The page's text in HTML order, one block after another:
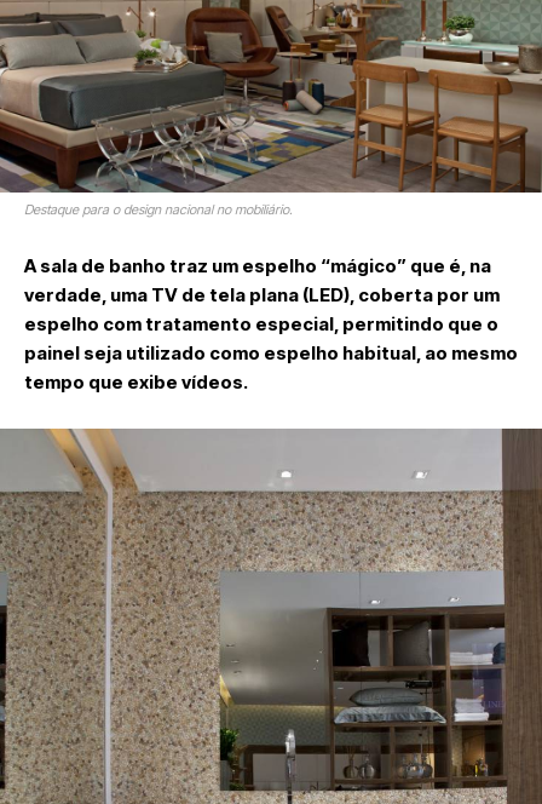
Destaque para o design nacional no mobiliário.
A sala de banho traz um espelho “mágico” que é, na
verdade, uma TV de tela plana (LED), coberta por um
espelho com tratamento especial, permitindo que o
painel seja utilizado como espelho habitual, ao mesmo
tempo que exibe vídeos.